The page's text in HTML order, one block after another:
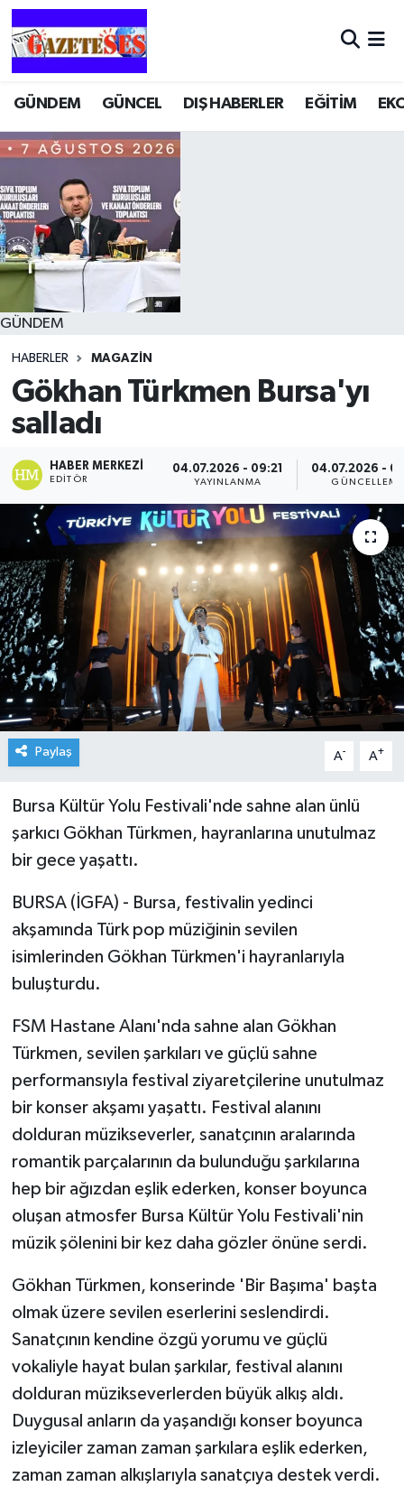
GÜNDEM GÜNCEL DIŞ HABERLER EĞİTİM
GÜNDEM
HABERLER MAGAZİN
Gökhan Türkmen Bursa'yı
salladı
HABER MERKEZI
EDITÖR
04.07.2026 - 09:21
YAYINLANMA
04.07.2026 -
GÜNCELLEME
Paylaş A- A+
Bursa Kültür Yolu Festivali'nde sahne alan ünlü
şarkıcı Gökhan Türkmen, hayranlarına unutulmaz
bir gece yaşattı.
BURSA (İGFA) - Bursa, festivalin yedinci
akşamında Türk pop müziğinin sevilen
isimlerinden Gökhan Türkmen'i hayranlarıyla
buluşturdu.
FSM Hastane Alanı'nda sahne alan Gökhan
Türkmen, sevilen şarkıları ve güçlü sahne
performansıyla festival ziyaretçilerine unutulmaz
bir konser akşamı yaşattı. Festival alanını
dolduran müzikseverler, sanatçının aralarında
romantik parçalarının da bulunduğu şarkılarına
hep bir ağızdan eşlik ederken, konser boyunca
oluşan atmosfer Bursa Kültür Yolu Festivali'nin
müzik şölenini bir kez daha gözler önüne serdi.
Gökhan Türkmen, konserinde 'Bir Başıma' başta
olmak üzere sevilen eserlerini seslendirdi.
Sanatçının kendine özgü yorumu ve güçlü
vokaliyle hayat bulan şarkılar, festival alanını
dolduran müzikseverlerden büyük alkış aldı.
Duygusal anların da yaşandığı konser boyunca
izleyiciler zaman zaman şarkılara eşlik ederken,
zaman zaman alkışlarıyla sanatçıya destek verdi.